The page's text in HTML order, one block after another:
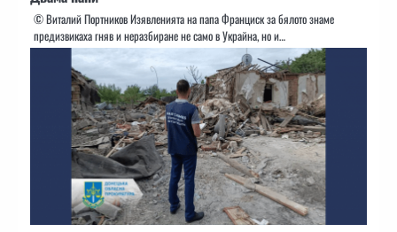
© Виталий Портников Изявленията на папа Франциск за бялото знаме
предизвикаха гняв и неразбиране не само в Украйна, но и…